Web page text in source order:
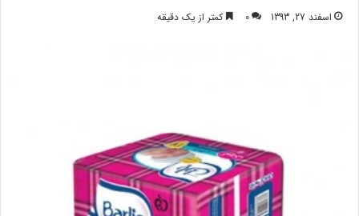
اسفند 27, 1393 0 کمتر از یک دقیقه